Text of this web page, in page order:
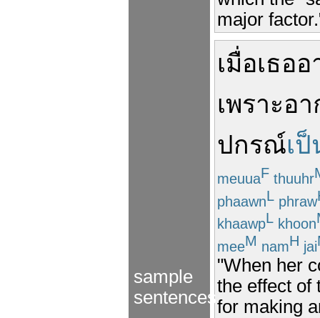
sample
sentences
major
เมื่อเธออ
เพราะอา
ปกรณ์เ
meuuaF thuuhr
phaawnL phraw
khaawpL khoon
meeM namH jai
"When her
the effect of
for making